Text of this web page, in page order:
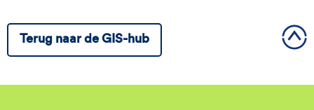
Terug naar de GIS-hub